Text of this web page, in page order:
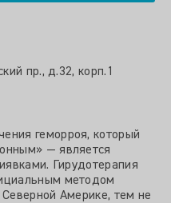
пр., д.32, корп.1
геморроя, который
— является
Гирудотерапия
методом
Америке, тем не